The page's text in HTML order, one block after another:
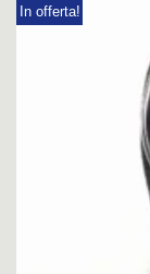
In offerta!